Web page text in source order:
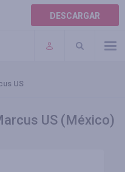
DESCARGAR
US
US (México)